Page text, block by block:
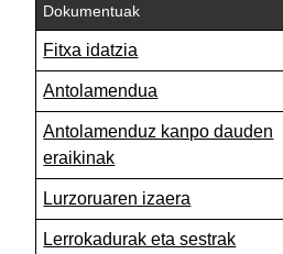
Dokumentuak
Fitxa idatzia
Antolamendua
Antolamenduz kanpo dauden
eraikinak
Lurzoruaren izaera
Lerrokadurak eta sestrak